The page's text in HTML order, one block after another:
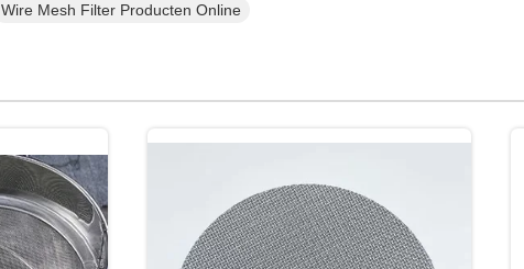
Wire Mesh Filter Producten Online